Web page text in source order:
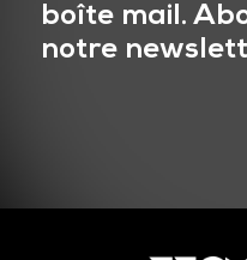
boîte mail.
notre